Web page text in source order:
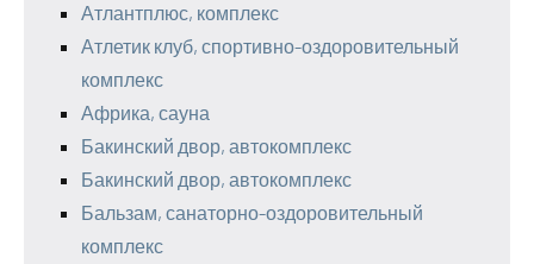
Атлантплюс, комплекс
Атлетик клуб, спортивно-оздоровительный
комплекс
Африка, сауна
Бакинский двор, автокомплекс
Бакинский двор, автокомплекс
Бальзам, санаторно-оздоровительный
комплекс